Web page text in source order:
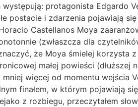
protagonista Edgardo
postacie i zdarzenia pojawiają
Castellanos Moya
(zwłaszcza dla
że Moya śmielej korzysta
małej powieści
więcej od momentu wejścia
finałem, w którym pojawiają
z rozbiegu, przeczytałem